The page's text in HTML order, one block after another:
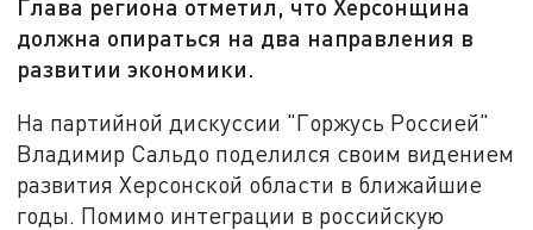
Глава региона отметил, что Херсонщина
должна опираться на два направления в
развитии экономики.
На партийной дискуссии "Горжусь Россией"
Владимир Сальдо поделился своим видением
развития Херсонской области в ближайшие
годы. Помимо интеграции в российскую